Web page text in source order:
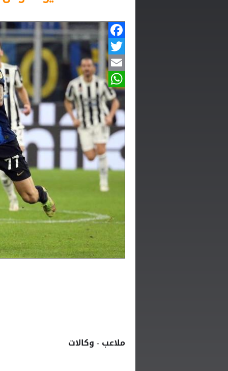
Facebook
Twitter
Email
WhatsApp
ملاعب - وكالات